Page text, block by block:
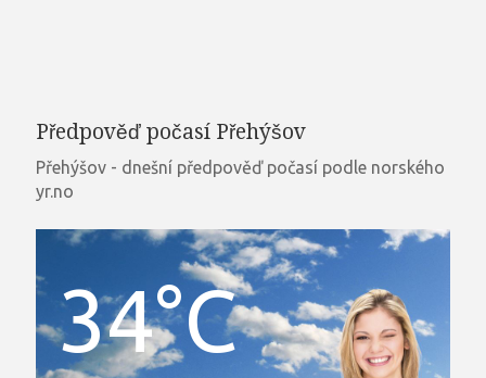
Předpověď počasí Přehýšov
Přehýšov - dnešní předpověď počasí podle norského
yr.no
34°C